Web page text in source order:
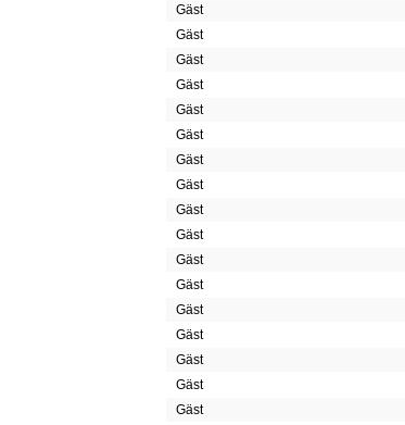
Gäst
Gäst
Gäst
Gäst
Gäst
Gäst
Gäst
Gäst
Gäst
Gäst
Gäst
Gäst
Gäst
Gäst
Gäst
Gäst
Gäst